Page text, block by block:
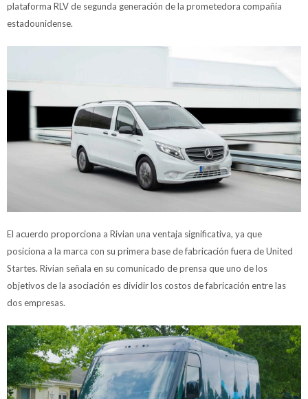
plataforma RLV de segunda generación de la prometedora compañía
estadounidense.
El acuerdo proporciona a Rivian una ventaja significativa, ya que
posiciona a la marca con su primera base de fabricación fuera de United
Startes. Rivian señala en su comunicado de prensa que uno de los
objetivos de la asociación es dividir los costos de fabricación entre las
dos empresas.